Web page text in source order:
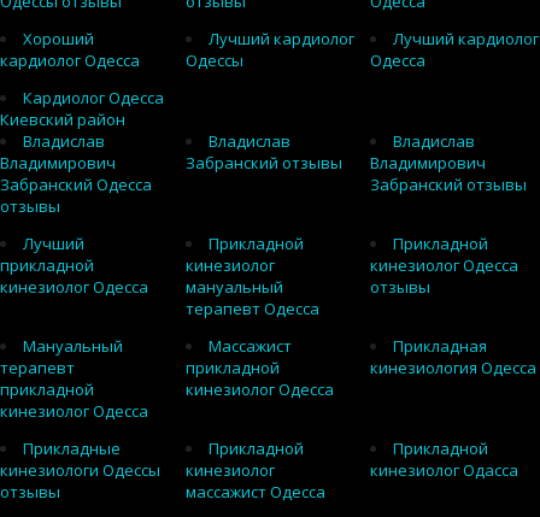
Хороший
кардиолог Одесса
Лучший кардиолог
Одессы
Лучший кардиолог
Одесса
Кардиолог Одесса
Киевский район
Владислав
Владимирович
Забранский Одесса
отзывы
Владислав
Забранский отзывы
Владислав
Владимирович
Забранский отзывы
Лучший
прикладной
кинезиолог Одесса
Прикладной
кинезиолог
мануальный
терапевт Одесса
Прикладной
кинезиолог Одесса
отзывы
Мануальный
терапевт
прикладной
кинезиолог Одесса
Массажист
прикладной
кинезиолог Одесса
Прикладная
кинезиология Одесса
Прикладные
кинезиологи Одессы
отзывы
Прикладной
кинезиолог
массажист Одесса
Прикладной
кинезиолог Одасса